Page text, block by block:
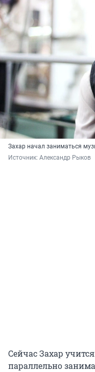
Захар начал заниматься
Источник: Александр Рыков
Сейчас Захар
параллельно